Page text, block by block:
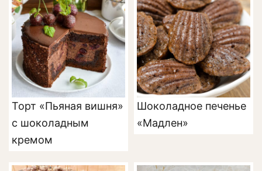
Торт «Пьяная вишня»
с шоколадным
кремом
Шоколадное печенье
«Мадлен»